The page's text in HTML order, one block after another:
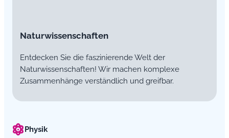
Naturwissenschaften
Entdecken Sie die faszinierende Welt der
Naturwissenschaften! Wir machen komplexe
Zusammenhänge verständlich und greifbar.
Physik